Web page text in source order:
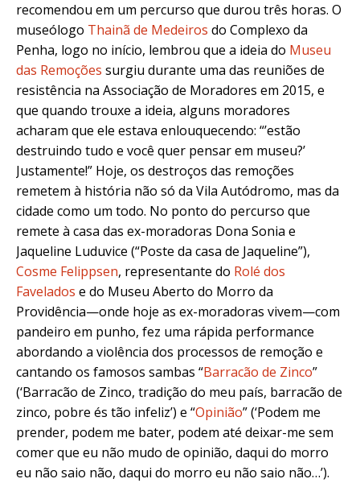
recomendou em um percurso que durou três horas. O
museólogo Thainã de Medeiros do Complexo da
Penha, logo no início, lembrou que a ideia do Museu
das Remoções surgiu durante uma das reuniões de
resistência na Associação de Moradores em 2015, e
que quando trouxe a ideia, alguns moradores
acharam que ele estava enlouquecendo: “’estão
destruindo tudo e você quer pensar em museu?’
Justamente!” Hoje, os destroços das remoções
remetem à história não só da Vila Autódromo, mas da
cidade como um todo. No ponto do percurso que
remete à casa das ex-moradoras Dona Sonia e
Jaqueline Luduvice (“Poste da casa de Jaqueline”),
Cosme Felippsen, representante do Rolé dos
Favelados e do Museu Aberto do Morro da
Providência—onde hoje as ex-moradoras vivem—com
pandeiro em punho, fez uma rápida performance
abordando a violência dos processos de remoção e
cantando os famosos sambas “Barracão de Zinco”
(‘Barracão de Zinco, tradição do meu país, barracão de
zinco, pobre és tão infeliz’) e “Opinião” (‘Podem me
prender, podem me bater, podem até deixar-me sem
comer que eu não mudo de opinião, daqui do morro
eu não saio não, daqui do morro eu não saio não…’).